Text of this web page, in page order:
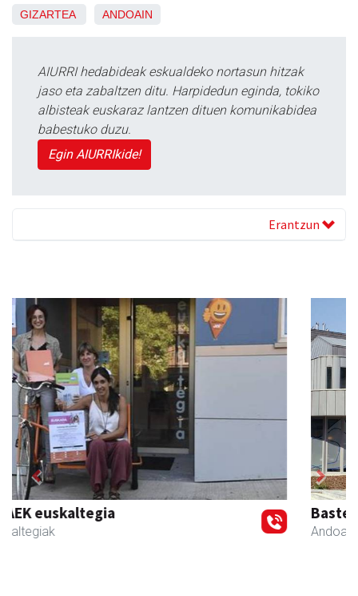
GIZARTEA ANDOAIN
AIURRI hedabideak eskualdeko nortasun hitzak
jaso eta zabaltzen ditu. Harpidedun eginda, tokiko
albisteak euskaraz lantzen dituen komunikabidea
babestuko duzu.
Egin AIURRIkide!
Erantzun
Bastero Kulturgunea
Andoain
Previous Next